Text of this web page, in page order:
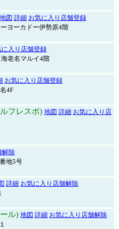
地図 詳細 お気に入り店舗登録
ヨーカドー伊勢原4階
に入り店舗登録
老名マルイ4階
お気に入り店舗登録
4F
フレスポ) 地図 詳細 お気に入り店
解除
地5号
詳細 お気に入り店舗解除
ル) 地図 詳細 お気に入り店舗解除